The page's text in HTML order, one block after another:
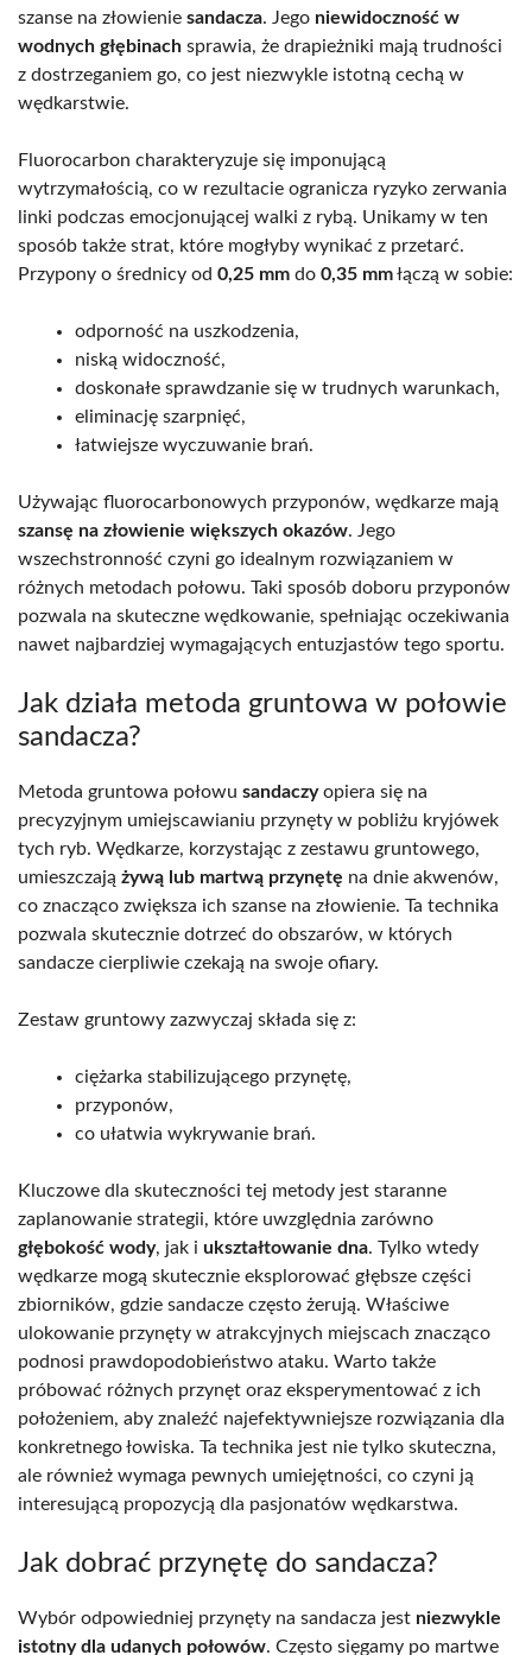
szanse na złowienie sandacza. Jego niewidoczność w
wodnych głębinach sprawia, że drapieżniki mają trudności
z dostrzeganiem go, co jest niezwykle istotną cechą w
wędkarstwie.
Fluorocarbon charakteryzuje się imponującą
wytrzymałością, co w rezultacie ogranicza ryzyko zerwania
linki podczas emocjonującej walki z rybą. Unikamy w ten
sposób także strat, które mogłyby wynikać z przetarć.
Przypony o średnicy od 0,25 mm do 0,35 mmłączą w sobie:
odporność na uszkodzenia,
niską widoczność,
doskonałe sprawdzanie się w trudnych warunkach,
eliminację szarpnięć,
łatwiejsze wyczuwanie brań.
Używając fluorocarbonowych przyponów, wędkarze mają
szansę na złowienie większych okazów. Jego
wszechstronność czyni go idealnym rozwiązaniem w
różnych metodach połowu. Taki sposób doboru przyponów
pozwala na skuteczne wędkowanie, spełniając oczekiwania
nawet najbardziej wymagających entuzjastów tego sportu.
Jak działa metoda gruntowa w połowie
sandacza?
Metoda gruntowa połowu sandaczyopiera się na
precyzyjnym umiejscawianiu przynęty w pobliżu kryjówek
tych ryb. Wędkarze, korzystając z zestawu gruntowego,
umieszczają żywą lub martwą przynętę na dnie akwenów,
co znacząco zwiększa ich szanse na złowienie. Ta technika
pozwala skutecznie dotrzeć do obszarów, w których
sandacze cierpliwie czekają na swoje ofiary.
Zestaw gruntowy zazwyczaj składa się z:
ciężarka stabilizującego przynętę,
przyponów,
co ułatwia wykrywanie brań.
Kluczowe dla skuteczności tej metody jest staranne
zaplanowanie strategii, które uwzględnia zarówno
głębokość wody, jak i ukształtowanie dna. Tylko wtedy
wędkarze mogą skutecznie eksplorować głębsze części
zbiorników, gdzie sandacze często żerują. Właściwe
ulokowanie przynęty w atrakcyjnych miejscach znacząco
podnosi prawdopodobieństwo ataku. Warto także
próbować różnych przynęt oraz eksperymentować z ich
położeniem, aby znaleźć najefektywniejsze rozwiązania dla
konkretnego łowiska. Ta technika jest nie tylko skuteczna,
ale również wymaga pewnych umiejętności, co czyni ją
interesującą propozycją dla pasjonatów wędkarstwa.
Jak dobrać przynętę do sandacza?
Wybór odpowiedniej przynęty na sandacza jest niezwykle
istotny dla udanych połowów. Często sięgamy po martwe